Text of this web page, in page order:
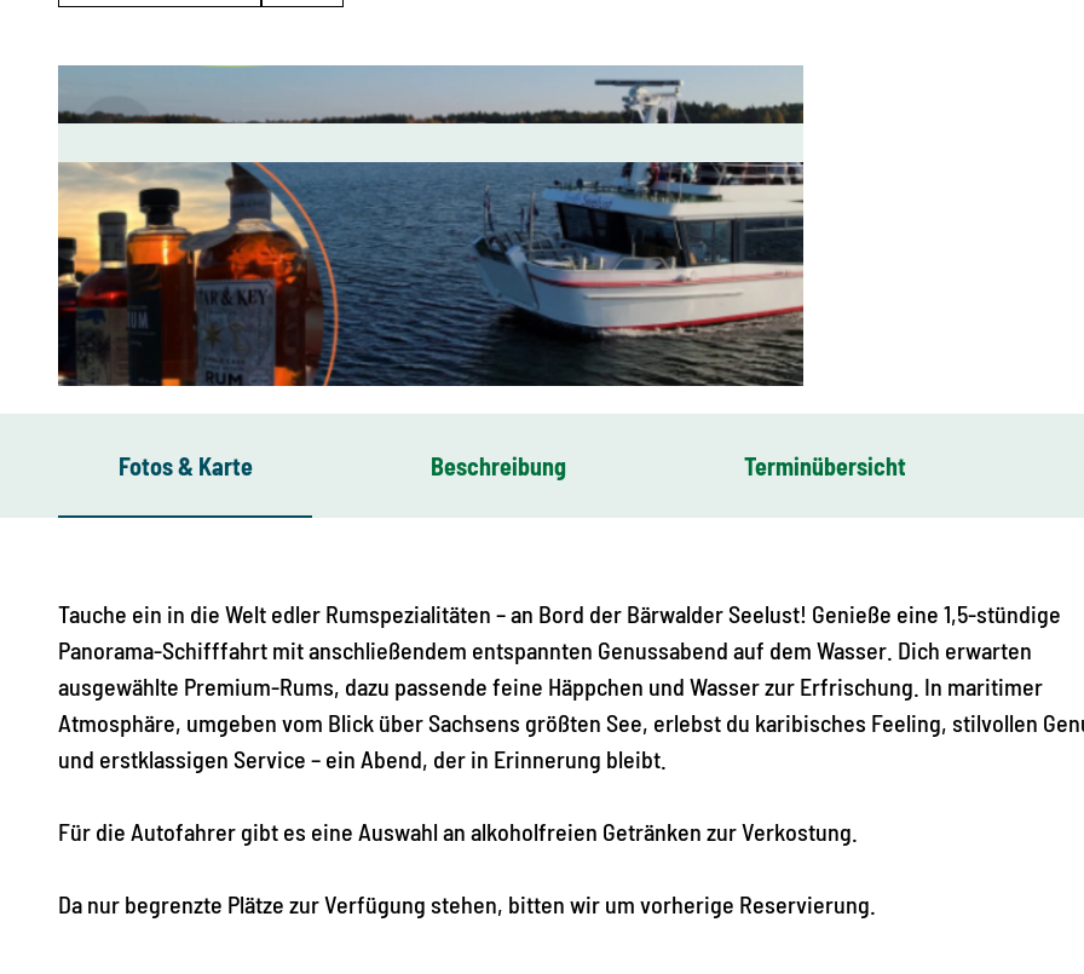
Fotos & Karte Beschreibung Terminübersicht
Tauche ein in die Welt edler Rumspezialitäten – an Bord der Bärwalder Seelust! Genieße eine 1,5-stündige
Panorama-Schifffahrt mit anschließendem entspannten Genussabend auf dem Wasser. Dich erwarten
ausgewählte Premium-Rums, dazu passende feine Häppchen und Wasser zur Erfrischung. In maritimer
Atmosphäre, umgeben vom Blick über Sachsens größten See, erlebst du karibisches Feeling, stilvollen
und erstklassigen Service – ein Abend, der in Erinnerung bleibt.
Für die Autofahrer gibt es eine Auswahl an alkoholfreien Getränken zur Verkostung.
Da nur begrenzte Plätze zur Verfügung stehen, bitten wir um vorherige Reservierung.